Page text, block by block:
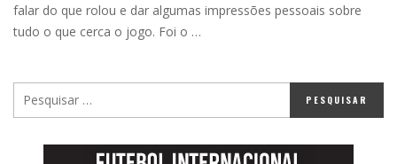
falar do que rolou e dar algumas impressões pessoais sobre
tudo o que cerca o jogo. Foi o …